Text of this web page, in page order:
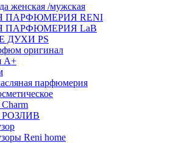
женская /мужская
ПАРФЮМЕРИЯ RENI
ПАРФЮМЕРИЯ LaB
ДУХИ PS
оригинал
А+
парфюмерия
Reni home